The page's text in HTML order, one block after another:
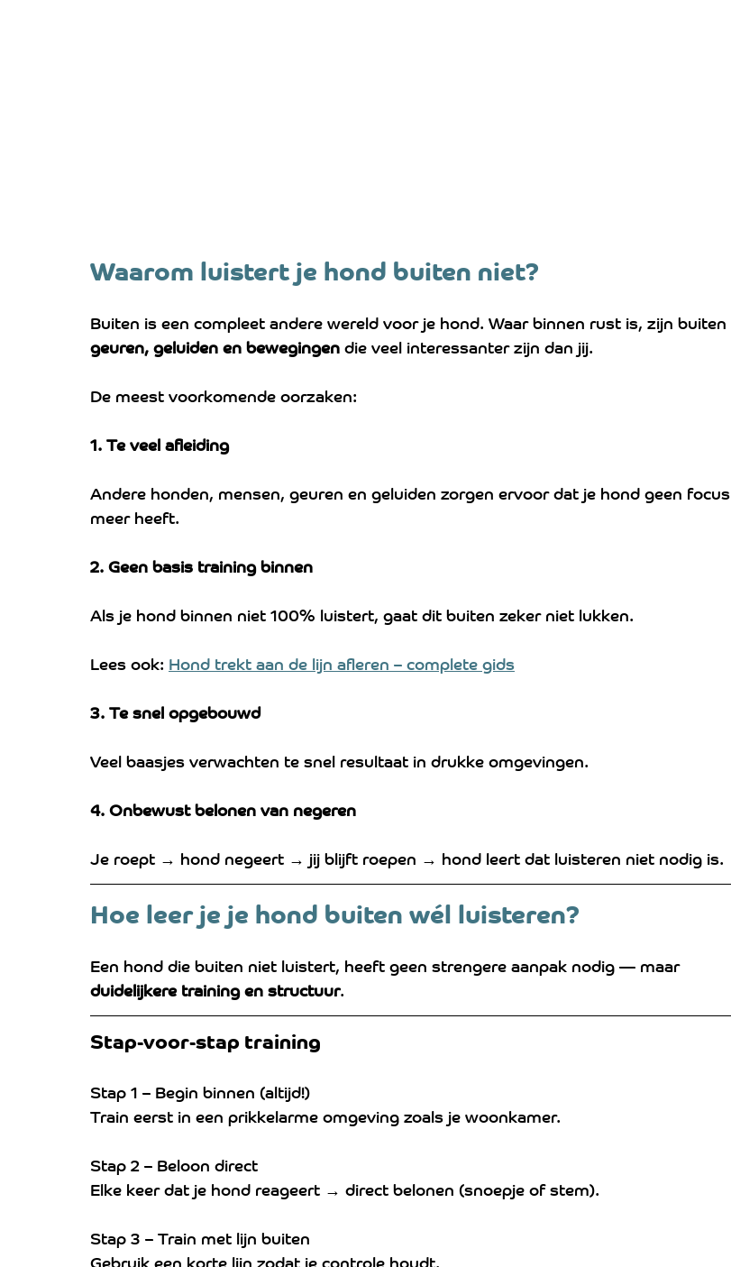
Waarom luistert je hond buiten niet?
Buiten is een compleet andere wereld voor je hond. Waar binnen rust is, zijn buiten
geuren, geluiden en bewegingen die veel interessanter zijn dan jij.
De meest voorkomende oorzaken:
1. Te veel afleiding
Andere honden, mensen, geuren en geluiden zorgen ervoor dat je hond geen focus
meer heeft.
2. Geen basis training binnen
Als je hond binnen niet 100% luistert, gaat dit buiten zeker niet lukken.
Lees ook: Hond trekt aan de lijn afleren – complete gids
3. Te snel opgebouwd
Veel baasjes verwachten te snel resultaat in drukke omgevingen.
4. Onbewust belonen van negeren
Je roept → hond negeert → jij blijft roepen → hond leert dat luisteren niet nodig is.
Hoe leer je je hond buiten wél luisteren?
Een hond die buiten niet luistert, heeft geen strengere aanpak nodig — maar
duidelijkere training en structuur.
Stap-voor-stap training
Stap 1 – Begin binnen (altijd!)
Train eerst in een prikkelarme omgeving zoals je woonkamer.
Stap 2 – Beloon direct
Elke keer dat je hond reageert → direct belonen (snoepje of stem).
Stap 3 – Train met lijn buiten